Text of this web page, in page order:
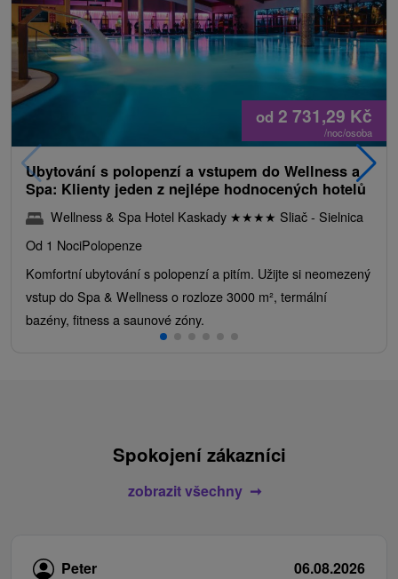
od 2 731,29 Kč
/noc/osoba
Ubytování s polopenzí a vstupem do Wellness a
Spa: Klienty jeden z nejlépe hodnocených hotelů
Wellness & Spa Hotel Kaskady ★★★★ Sliač - Sielnica
Od 1 NociPolopenze
Komfortní ubytování s polopenzí a pitím. Užijte si neomezený
vstup do Spa & Wellness o rozloze 3000 m², termální
bazény, fitness a saunové zóny.
Spokojení zákazníci
zobrazit všechny
Peter
06.08.2026